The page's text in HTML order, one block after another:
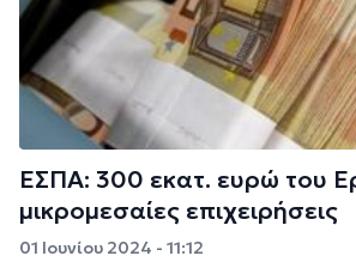
ΕΣΠΑ: 300 εκατ. ευρώ του
μικρομεσαίες επιχειρήσεις
01 Ιουνίου 2024 - 11:12